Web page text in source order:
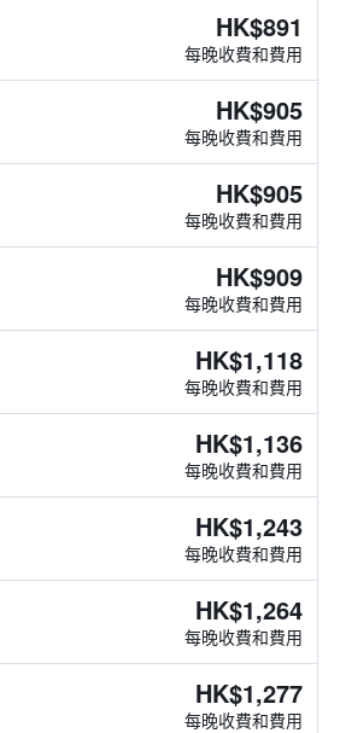
HK$891
每晚收費和費用
HK$905
每晚收費和費用
HK$905
每晚收費和費用
HK$909
每晚收費和費用
HK$1,118
每晚收費和費用
HK$1,136
每晚收費和費用
HK$1,243
每晚收費和費用
HK$1,264
每晚收費和費用
HK$1,277
每晚收費和費用